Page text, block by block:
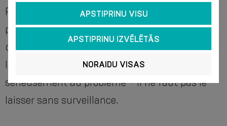
Pour que les maux de dos ne causent pas de
problèmes supplémentaires pendant la période
d’espérance de vie des enfants, dès le début,
lorsqu’ils sont ressentis, il faut s’attaquer
sérieusement au problème – il ne faut pas le
laisser sans surveillance.
APSTIPRINU VISU
APSTIPRINU IZVĒLĒTĀS
NORAIDU VISAS